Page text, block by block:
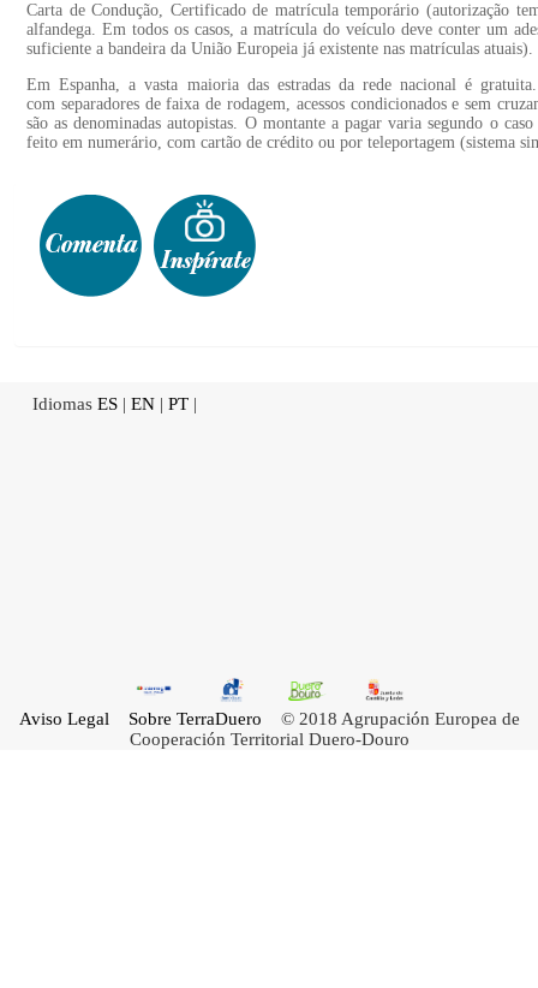
Carta de Condução, Certificado de matrícula temporário (autorização
alfandega. Em todos os casos, a matrícula do veículo deve conter um
suficiente a bandeira da União Europeia já existente nas matrículas atuais).
Em Espanha, a vasta maioria das estradas da rede nacional é
com separadores de faixa de rodagem, acessos condicionados e sem
são as denominadas autopistas. O montante a pagar varia segundo o
feito em numerário, com cartão de crédito ou por teleportagem (sistema
Idiomas ES | EN | PT |
Aviso Legal Sobre TerraDuero © 2018 Agrupación Europea de
Cooperación Territorial Duero-Douro